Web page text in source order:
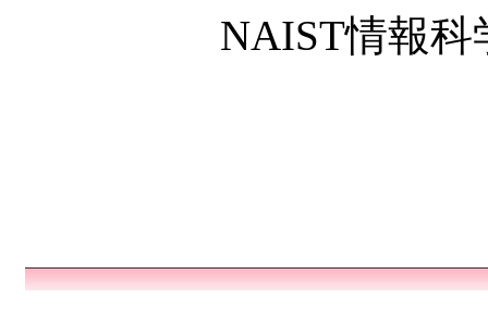
NAIST情報